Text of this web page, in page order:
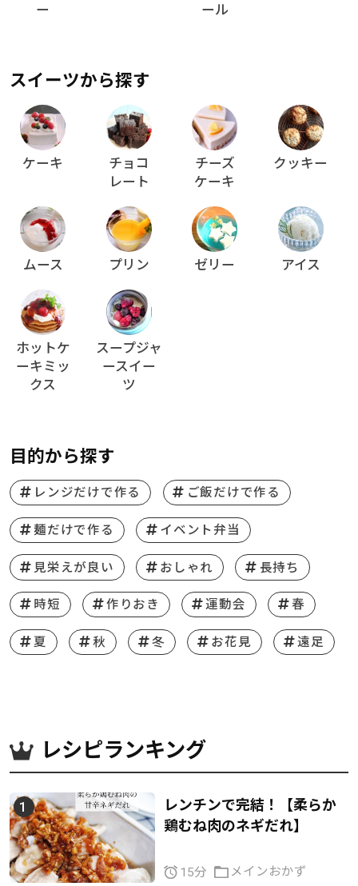
ー
ール
スイーツから探す
ケーキ
チョコ
レート
チーズ
ケーキ
クッキー
ムース プリン ゼリー アイス
ホットケ
ーキミッ
クス
スープジャ
ースイー
ツ
目的から探す
レンジだけで作る ご飯だけで作る
麺だけで作る イベント弁当
見栄えが良い おしゃれ 長持ち
時短 作りおき 運動会 春
夏 秋 冬 お花見 遠足
レシピランキング
レンチンで完結！【柔らか
鶏むね肉のネギだれ】
15分 メインおかず